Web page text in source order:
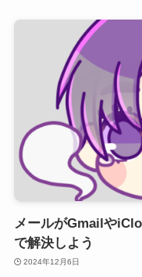
メールがGmailや
で解決しよう
2024年12月6日